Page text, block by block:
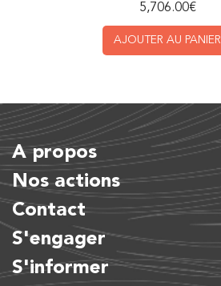
5,706.00€
AJOUTER AU PANIER
A propos
Nos actions
Contact
S'engager
S'informer